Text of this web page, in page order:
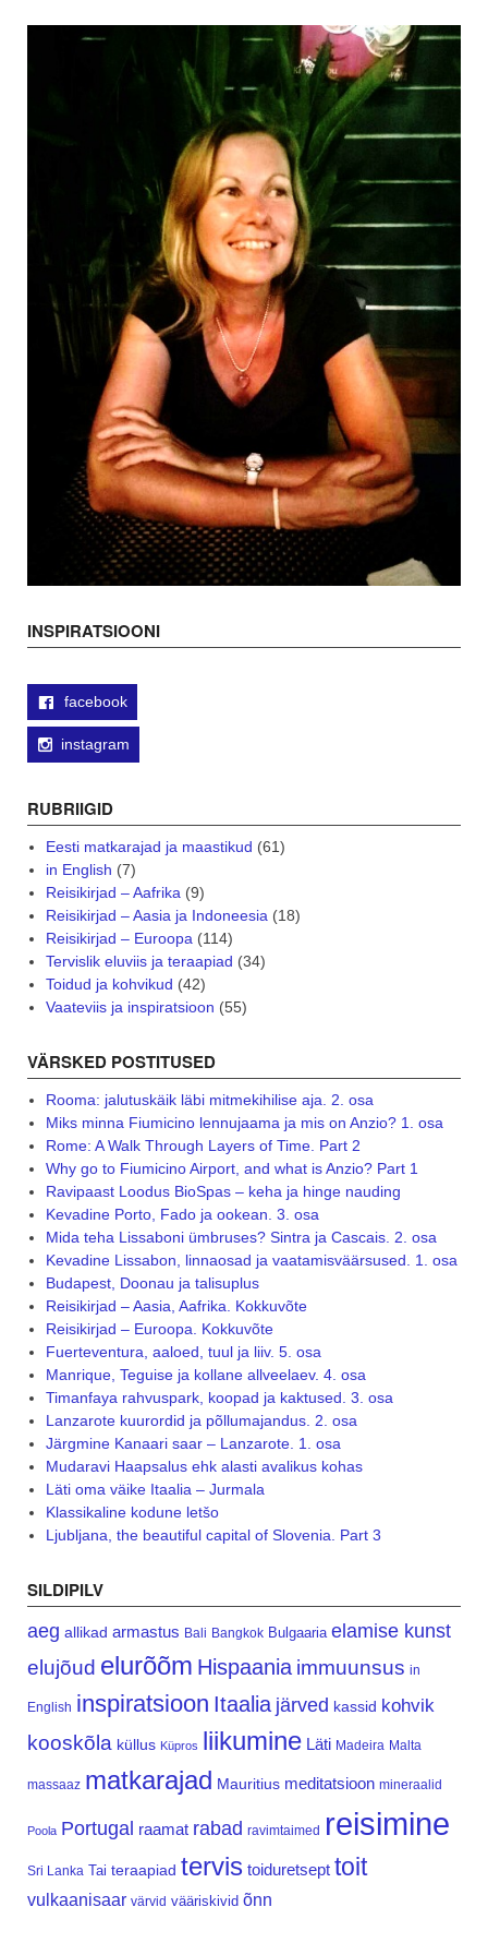
INSPIRATSIOONI
facebook
instagram
RUBRIIGID
Eesti matkarajad ja maastikud (61)
in English (7)
Reisikirjad – Aafrika(9)
Reisikirjad – Aasia ja Indoneesia(18)
Reisikirjad – Euroopa(114)
Tervislik eluviis ja teraapiad (34)
Toidud ja kohvikud (42)
Vaateviis ja inspiratsioon (55)
VÄRSKED POSTITUSED
Rooma: jalutuskäik läbi mitmekihilise aja. 2. osa
Miks minna Fiumicino lennujaama ja mis on Anzio? 1. osa
Rome: A Walk Through Layers of Time. Part 2
Why go to Fiumicino Airport, and what is Anzio? Part 1
Ravipaast Loodus BioSpas – keha ja hinge nauding
Kevadine Porto, Fado ja ookean. 3. osa
Mida teha Lissaboni ümbruses? Sintra ja Cascais. 2. osa
Kevadine Lissabon, linnaosad ja vaatamisväärsused. 1. osa
Budapest, Doonau ja talisuplus
Reisikirjad – Aasia, Aafrika. Kokkuvõte
Reisikirjad – Euroopa. Kokkuvõte
Fuerteventura, aaloed, tuul ja liiv. 5. osa
Manrique, Teguise ja kollane allveelaev. 4. osa
Timanfaya rahvuspark, koopad ja kaktused. 3. osa
Lanzarote kuurordid ja põllumajandus. 2. osa
Järgmine Kanaari saar – Lanzarote. 1. osa
Mudaravi Haapsalus ehk alasti avalikus kohas
Läti oma väike Itaalia – Jurmala
Klassikaline kodune letšo
Ljubljana, the beautiful capital of Slovenia. Part 3
SILDIPILV
aeg allikad armastus Bali Bangkok Bulgaaria elamise kunst
elujõud elurõõm Hispaania immuunsus in
English inspiratsioon Itaalia järved kassid kohvik
kooskõla küllus Küpros liikumine Läti Madeira Malta
massaaz matkarajad Mauritius meditatsioon mineraalid
Poola Portugal raamat rabad ravimtaimed reisimine
Sri Lanka Tai teraapiad tervis toiduretsept toit
vulkaanisaar värvid vääriskivid õnn